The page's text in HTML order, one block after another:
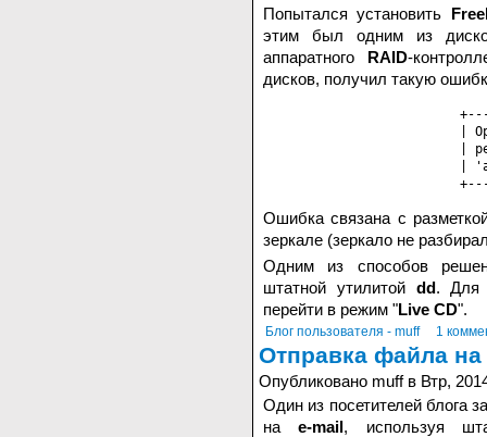
Попытался установить
этим был одним из
аппаратного RAID-
дисков, получил такую
|
|
|
Ошибка связана с
зеркале (зеркало не
Одним из способов
штатной утилитой dd. Для
перейти в режим "Live CD".
Блог пользователя - muff 1
Отправка файла на
Опубликовано muff в Втр,
Один из посетителей блога
наe-mail, используя